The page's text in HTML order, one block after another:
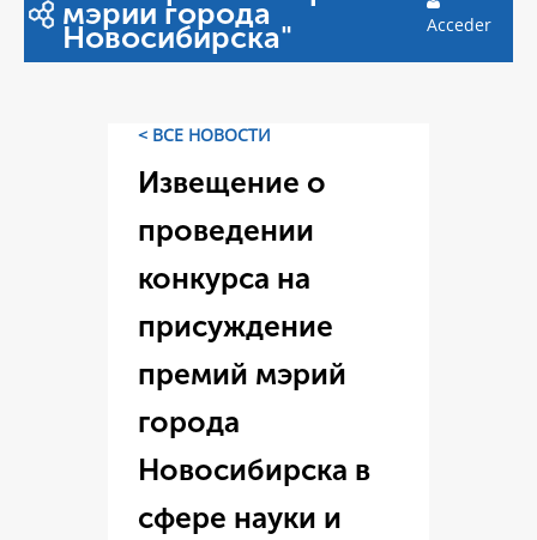
мэрии города
Новосибирска" Acceder
< ВСЕ НОВОСТИ
Извещение о
проведении
конкурса на
присуждение
премий мэрий
города
Новосибирска в
сфере науки и